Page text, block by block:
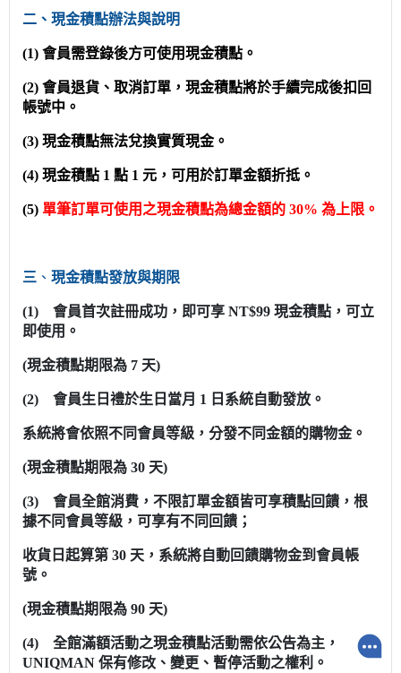
二、現金積點辦法與說明
(1) 會員需登錄後方可使用現金積點。
(2) 會員退貨、取消訂單，現金積點將於手續完成後扣回
帳號中。
(3) 現金積點無法兌換實質現金。
(4) 現金積點 1 點 1 元，可用於訂單金額折抵。
(5) 單筆訂單可使用之現金積點為總金額的 30% 為上限。
三 、 現金積點發放與期限
(1) 會員首次註冊成功，即可享 NT$99 現金積點，可立
即使用。
(現金積點期限為 7 天)
(2) 會員生日禮於生日當月 1 日系統自動發放。
系統將會依照不同會員等級，分發不同金額的購物金。
(現金積點期限為 30 天)
(3) 會員全館消費，不限訂單金額皆可享積點回饋，根
據不同會員等級，可享有不同回饋；
收貨日起算第 30 天，系統將自動回饋購物金到會員帳
號。
(現金積點期限為 90 天)
(4) 全館滿額活動之現金積點活動需依公告為主，
UNIQMAN 保有修改、變更、暫停活動之權利。